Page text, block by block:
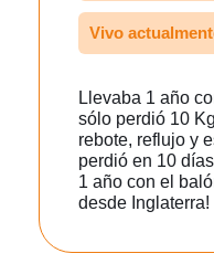
Vivo
Llevaba 1 año
sólo perdió 10
rebote, reflujo y
perdió en 10
1 año con el
desde Inglaterra!